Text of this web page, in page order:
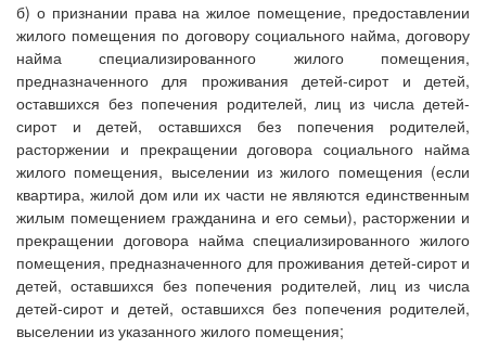
б) о признании права на жилое помещение, предоставлении
жилого помещения по договору социального найма, договору
найма специализированного жилого помещения,
предназначенного для проживания детей-сирот и детей,
оставшихся без попечения родителей, лиц из числа детей-
сирот и детей, оставшихся без попечения родителей,
расторжении и прекращении договора социального найма
жилого помещения, выселении из жилого помещения (если
квартира, жилой дом или их части не являются единственным
жилым помещением гражданина и его семьи), расторжении и
прекращении договора найма специализированного жилого
помещения, предназначенного для проживания детей-сирот и
детей, оставшихся без попечения родителей, лиц из числа
детей-сирот и детей, оставшихся без попечения родителей,
выселении из указанного жилого помещения;